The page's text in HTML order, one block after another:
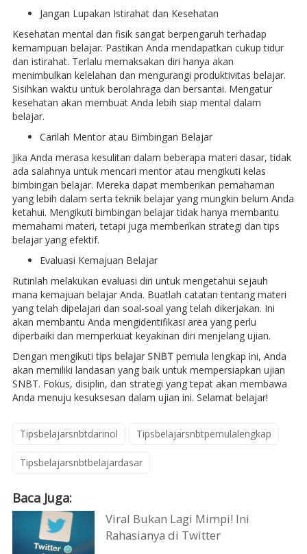
Jangan Lupakan Istirahat dan Kesehatan
Kesehatan mental dan fisik sangat berpengaruh terhadap
kemampuan belajar. Pastikan Anda mendapatkan cukup tidur
dan istirahat. Terlalu memaksakan diri hanya akan
menimbulkan kelelahan dan mengurangi produktivitas belajar.
Sisihkan waktu untuk berolahraga dan bersantai. Mengatur
kesehatan akan membuat Anda lebih siap mental dalam
belajar.
Carilah Mentor atau Bimbingan Belajar
Jika Anda merasa kesulitan dalam beberapa materi dasar, tidak
ada salahnya untuk mencari mentor atau mengikuti kelas
bimbingan belajar. Mereka dapat memberikan pemahaman
yang lebih dalam serta teknik belajar yang mungkin belum Anda
ketahui. Mengikuti bimbingan belajar tidak hanya membantu
memahami materi, tetapi juga memberikan strategi dan tips
belajar yang efektif.
Evaluasi Kemajuan Belajar
Rutinlah melakukan evaluasi diri untuk mengetahui sejauh
mana kemajuan belajar Anda. Buatlah catatan tentang materi
yang telah dipelajari dan soal-soal yang telah dikerjakan. Ini
akan membantu Anda mengidentifikasi area yang perlu
diperbaiki dan memperkuat keyakinan diri menjelang ujian.
Dengan mengikutitips belajar SNBTpemula lengkap ini, Anda
akan memiliki landasan yang baik untuk mempersiapkan ujian
SNBT. Fokus, disiplin, dan strategi yang tepat akan membawa
Anda menuju kesuksesan dalam ujian ini. Selamat belajar!
Tipsbelajarsnbtdarinol Tipsbelajarsnbtpemulalengkap
Tipsbelajarsnbtbelajardasar
Baca Juga:
Viral Bukan Lagi Mimpi! Ini
Rahasianya di Twitter